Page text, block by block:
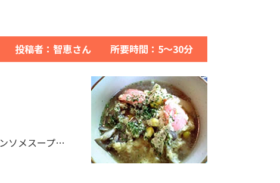
投稿者：智恵さん 所要時間：5～30分
ソメスープ…